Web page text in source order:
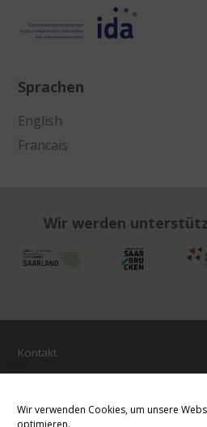
Wir verwenden Cookies, um unsere
optimieren.
Sprachen
English
Francais
Wir werden
Kontakt
Impressum